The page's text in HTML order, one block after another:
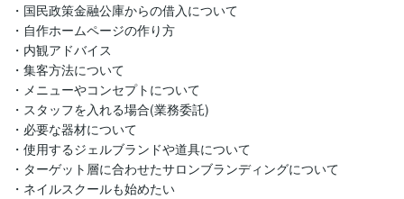
・国民政策金融公庫からの借入について
・自作ホームページの作り方
・内観アドバイス
・集客方法について
・メニューやコンセプトについて
・スタッフを入れる場合(業務委託)
・必要な器材について
・使用するジェルブランドや道具について
・ターゲット層に合わせたサロンブランディングについて
・ネイルスクールも始めたい